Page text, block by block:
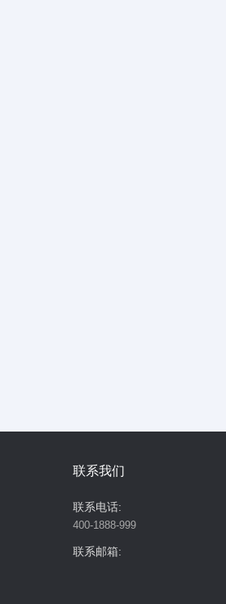
联系我们
联系电话:
400-1888-999
联系邮箱: